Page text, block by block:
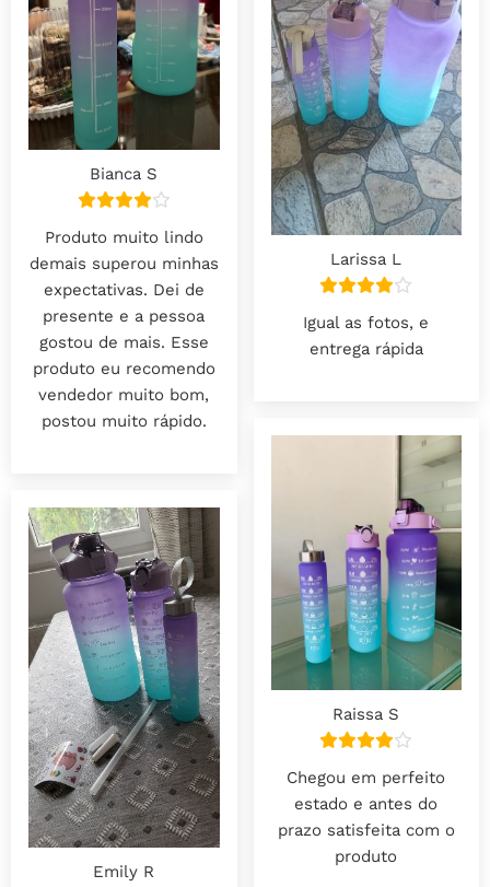
Bianca S
Produto muito lindo
demais superou minhas
expectativas. Dei de
presente e a pessoa
gostou de mais. Esse
produto eu recomendo
vendedor muito bom,
postou muito rápido.
Larissa L
Igual as fotos, e
entrega rápida
Raissa S
Chegou em perfeito
estado e antes do
prazo satisfeita com o
produto
Emily R